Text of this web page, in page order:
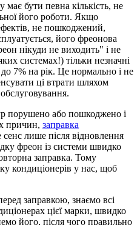
бути певна кількість, не
його роботи. Якщо
не пошкоджений,
його фреонова
нікуди не виходить" і не
системах!) тільки незначні
7% на рік. Це нормально і не
ці втрати шляхом
порушено або пошкоджено і
причин, заправка
лише після відновлення
фреон із системи швидко
заправка. Тому
кондиціонерів у нас, щоб
заправкою, знаємо всі
цієї марки, швидко
його, після чого правильно